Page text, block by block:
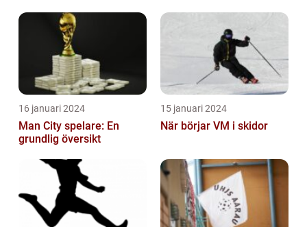
16 januari 2024
Man City spelare: En
grundlig översikt
15 januari 2024
När börjar VM i skidor